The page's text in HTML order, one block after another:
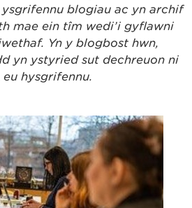
blogiau ac yn archif
mae ein tîm wedi’i gyflawni
Yn y blogbost hwn,
yn ystyried sut dechreuon ni
hysgrifennu.